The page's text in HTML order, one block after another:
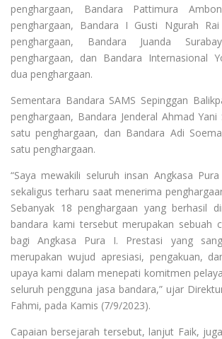
penghargaan, Bandara Pattimura
penghargaan, Bandara I Gusti Ngurah
penghargaan, Bandara Juanda
penghargaan, dan Bandara Internasional
dua penghargaan.
Sementara Bandara SAMS Sepinggan
penghargaan, Bandara Jenderal Ahmad
satu penghargaan, dan Bandara Adi
satu penghargaan.
“Saya mewakili seluruh insan Angkasa
sekaligus terharu saat menerima
Sebanyak 18 penghargaan yang berhasil
bandara kami tersebut merupakan sebuah
bagi Angkasa Pura I. Prestasi yang
merupakan wujud apresiasi, pengakuan,
upaya kami dalam menepati komitmen
seluruh pengguna jasa bandara,” ujar
Fahmi, pada Kamis (7/9/2023).
Capaian bersejarah tersebut, lanjut Faik,